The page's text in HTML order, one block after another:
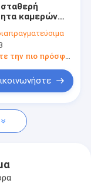
καμερών
με τον
Himax